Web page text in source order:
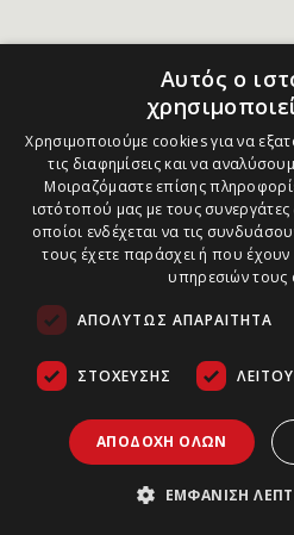
Αυτός ο
Χρησιμοποιούμε cookies για να
τις διαφημίσεις και να
Μοιραζόμαστε επίσης
ιστότοπού μας με τους
οποίοι ενδέχεται να τις
τους έχετε παράσχει ή που
υπηρεσιών τους
ΑΠΟΛΎΤΩΣ ΑΠΑΡΑΊΤΗΤΑ
ΣΤΌΧΕΥΣΗΣ
ΑΠΟΔΟΧΉ ΌΛΩΝ
ΕΜΦΆΝΙΣΗ